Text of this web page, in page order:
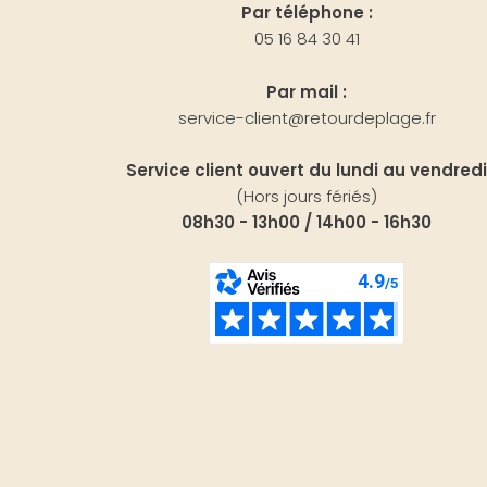
Par téléphone :
05 16 84 30 41
Par mail :
service-client@retourdeplage.fr
Service client ouvert du lundi au vendredi
(Hors jours fériés)
08h30 - 13h00 / 14h00 - 16h30